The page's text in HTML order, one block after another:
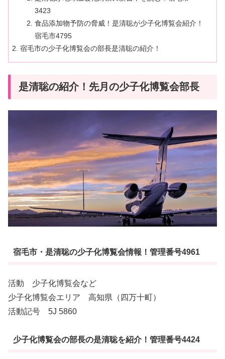
3423
食品添加物予防の脅威！是清聡が少子化博覧会紹介！
宿毛市4795
宿毛市の少子化博覧会の部長是清聡の紹介！
是清聡の紹介！先月の少子化博覧会部長
宿毛市・是清聡の少子化博覧会情報！管理番号4961
活動 少子化博覧会など
少子化博覧会エリア 高知県（四万十町）
活動記号 5J 5860
少子化博覧会の部長の是清聡を紹介！管理番号4424